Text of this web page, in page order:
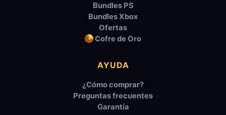
Bundles PS
Bundles Xbox
Ofertas
Cofre de Oro
AYUDA
¿Cómo comprar?
Preguntas frecuentes
Garantía